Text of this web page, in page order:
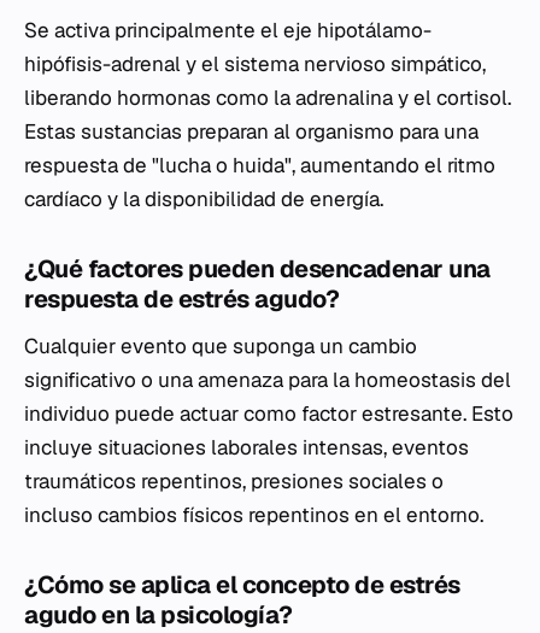
Se activa principalmente el eje hipotálamo-
hipófisis-adrenal y el sistema nervioso simpático,
liberando hormonas como la adrenalina y el cortisol.
Estas sustancias preparan al organismo para una
respuesta de "lucha o huida", aumentando el ritmo
cardíaco y la disponibilidad de energía.
¿Qué factores pueden desencadenar una
respuesta de estrés agudo?
Cualquier evento que suponga un cambio
significativo o una amenaza para la homeostasis del
individuo puede actuar como factor estresante. Esto
incluye situaciones laborales intensas, eventos
traumáticos repentinos, presiones sociales o
incluso cambios físicos repentinos en el entorno.
¿Cómo se aplica el concepto de estrés
agudo en la psicología?